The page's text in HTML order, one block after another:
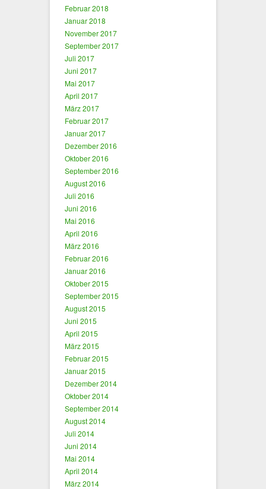
Februar 2018
Januar 2018
November 2017
September 2017
Juli 2017
Juni 2017
Mai 2017
April 2017
März 2017
Februar 2017
Januar 2017
Dezember 2016
Oktober 2016
September 2016
August 2016
Juli 2016
Juni 2016
Mai 2016
April 2016
März 2016
Februar 2016
Januar 2016
Oktober 2015
September 2015
August 2015
Juni 2015
April 2015
März 2015
Februar 2015
Januar 2015
Dezember 2014
Oktober 2014
September 2014
August 2014
Juli 2014
Juni 2014
Mai 2014
April 2014
März 2014